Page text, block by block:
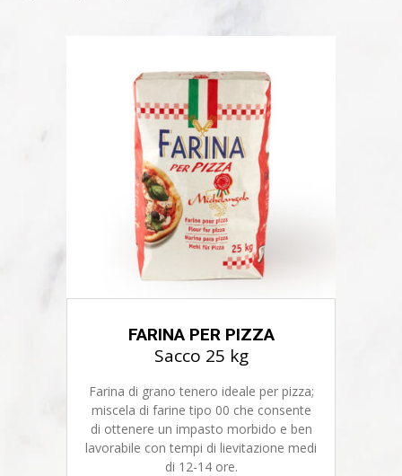
FARINA PER PIZZA
Sacco 25 kg
Farina di grano tenero ideale per pizza;
miscela di farine tipo 00 che consente
di ottenere un impasto morbido e ben
lavorabile con tempi di lievitazione medi
di 12-14 ore.